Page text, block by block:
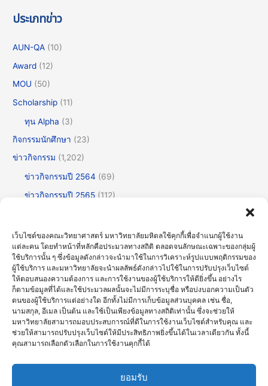
เว็บไซต์ของคณะวิทยาศาสตร์ มหาวิทยาลัยมหิดลใช้คุกกี้เพื่อจำแนกผู้ใช้งาน
แต่ละคน โดยทำหน้าที่หลักคือประมวลทางสถิติ ตลอดจนลักษณะเฉพาะของกลุ่มผู้
ใช้บริการนั้น ๆ ซึ่งข้อมูลดังกล่าวจะนำมาใช้ในการวิเคราะห์รูปแบบพฤติกรรมของ
ผู้ใช้บริการ และมหาวิทยาลัยจะนำผลลัพธ์ดังกล่าวไปใช้ในการปรับปรุงเว็บไซต์
ให้ตอบสนองความต้องการ และการใช้งานของผู้ใช้บริการให้ดียิ่งขึ้น อย่างไร
ก็ตามข้อมูลที่ได้และใช้ประมวลผลนั้นจะไม่มีการระบุชื่อ หรือบ่งบอกความเป็นตัว
ตนของผู้ใช้บริการแต่อย่างใด อีกทั้งไม่มีการเก็บข้อมูลส่วนบุคคล เช่น ชื่อ,
นามสกุล, อีเมล เป็นต้น และใช้เป็นเพียงข้อมูลทางสถิติเท่านั้น ซึ่งจะช่วยให้
มหาวิทยาลัยสามารถมอบประสบการณ์ที่ดีในการใช้งานเว็บไซต์สำหรับคุณ และ
ช่วยให้สามารถปรับปรุงเว็บไซต์ให้มีประสิทธิภาพยิ่งขึ้นได้ในเวลาเดียวกัน ทั้งนี้
คุณสามารถเลือกตัวเลือกในการใช้งานคุกกี้ได้
ยอมรับ
ประเภทข่าว
AUN-QA (10)
Award (12)
MOU (50)
Scholarship (11)
ทุน Alpha (3)
กิจกรรมนักศึกษา (23)
ข่าวกิจกรรม (1,202)
ข่าวกิจกรรมปี 2564 (69)
ข่าวกิจกรรมปี 2565 (112)
ข่าวกิจกรรมปี 2567 (252)
ข่าวกิจกรรมปี 2568(355)
ข่าวกิจกรรมปี 2569(192)
ข่าวทั่วไป(717)
ข่าวธรรมาภิบาลและความโปร่งใส (OIT)(30)
บรรยายพิเศษ(123)
ประชุมวิชาการ(60)